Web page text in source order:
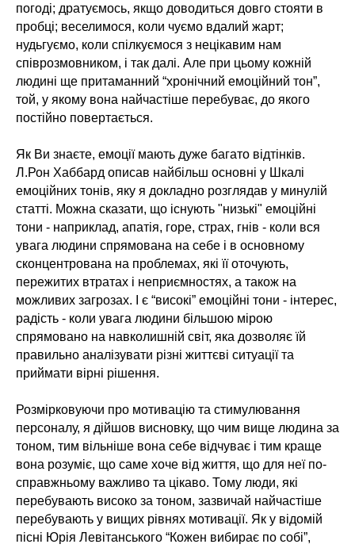
погоді; дратуємось, якщо доводиться довго стояти в
пробці; веселимося, коли чуємо вдалий жарт;
нудьгуємо, коли спілкуємося з нецікавим нам
співрозмовником, і так далі. Але при цьому кожній
людині ще притаманний “хронічний емоційний тон”,
той, у якому вона найчастіше перебуває, до якого
постійно повертається.
Як Ви знаєте, емоції мають дуже багато відтінків.
Л.Рон Хаббард описав найбільш основні у Шкалі
емоційних тонів, яку я докладно розглядав у минулій
статті. Можна сказати, що існують "низькі" емоційні
тони - наприклад, апатія, горе, страх, гнів - коли вся
увага людини спрямована на себе і в основному
сконцентрована на проблемах, які її оточують,
пережитих втратах і неприємностях, а також на
можливих загрозах. І є “високі” емоційні тони - інтерес,
радість - коли увага людини більшою мірою
спрямовано на навколишній світ, яка дозволяє їй
правильно аналізувати різні життєві ситуації та
приймати вірні рішення.
Розмірковуючи про мотивацію та стимулювання
персоналу, я дійшов висновку, що чим вище людина за
тоном, тим вільніше вона себе відчуває і тим краще
вона розуміє, що саме хоче від життя, що для неї по-
справжньому важливо та цікаво. Тому люди, які
перебувають високо за тоном, зазвичай найчастіше
перебувають у вищих рівнях мотивації. Як у відомій
пісні Юрія Левітанського “Кожен вибирає по собі”,